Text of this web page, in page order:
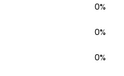
0%
0%
0%